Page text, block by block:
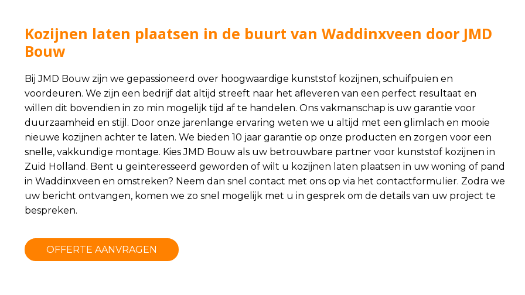
Kozijnen laten plaatsen in de buurt van Waddinxveen door JMD
Bouw
Bij JMD Bouw zijn we gepassioneerd over hoogwaardige kunststof kozijnen, schuifpuien en
voordeuren. We zijn een bedrijf dat altijd streeft naar het afleveren van een perfect resultaat en
willen dit bovendien in zo min mogelijk tijd af te handelen. Ons vakmanschap is uw garantie voor
duurzaamheid en stijl. Door onze jarenlange ervaring weten we u altijd met een glimlach en mooie
nieuwe kozijnen achter te laten. We bieden 10 jaar garantie op onze producten en zorgen voor een
snelle, vakkundige montage. Kies JMD Bouw als uw betrouwbare partner voor kunststof kozijnen in
Zuid Holland. Bent u geïnteresseerd geworden of wilt u kozijnen laten plaatsen in uw woning of pand
in Waddinxveen en omstreken? Neem dan snel contact met ons op via het contactformulier. Zodra we
uw bericht ontvangen, komen we zo snel mogelijk met u in gesprek om de details van uw project te
bespreken.
OFFERTE AANVRAGEN